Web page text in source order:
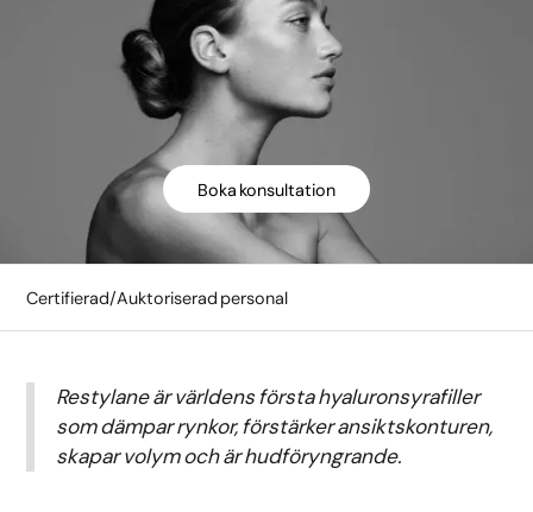
Boka konsultation
Certifierad/Auktoriserad personal
Restylane är världens första hyaluronsyrafiller
som dämpar rynkor, förstärker ansiktskonturen,
skapar volym och är hudföryngrande.